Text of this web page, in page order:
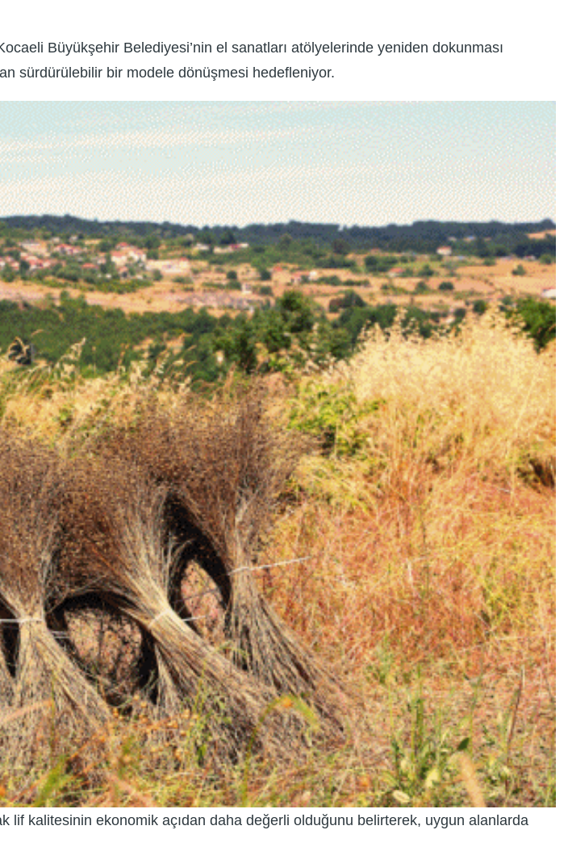
Büyükşehir Belediyesi’nin el sanatları atölyelerinde yeniden dokunması
sürdürülebilir bir modele dönüşmesi hedefleniyor.
lif kalitesinin ekonomik açıdan daha değerli olduğunu belirterek, uygun alanlarda